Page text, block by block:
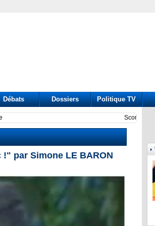
Débats Dossiers Politique TV
dura ma si teme il boomerang
!" par Simone LE BARON